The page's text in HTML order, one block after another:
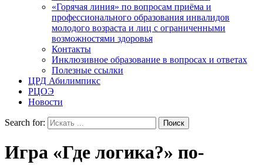
«Горячая линия» по вопросам приёма и
профессионального образования инвалидов
молодого возраста и лиц с ограниченными
возможностями здоровья
Контакты
Инклюзивное образование в вопросах и ответах
Полезные ссылки
ЦРД Абилимпикс
РЦОЭ
Новости
Search for:
Игра «Где логика?» по-